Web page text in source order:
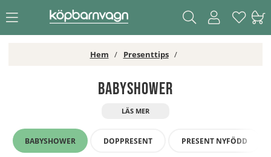
Hem Presenttips
Babyshower
BABYSHOWER DOPPRESENT PRESENT NYFÖDD